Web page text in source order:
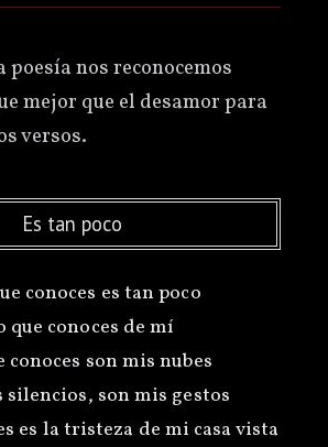
poesía nos reconocemos
mejor que el desamor para
versos.
Es tan poco
conoces es tan poco
que conoces de mí
conoces son mis nubes
silencios, son mis gestos
es la tristeza de mi casa vista